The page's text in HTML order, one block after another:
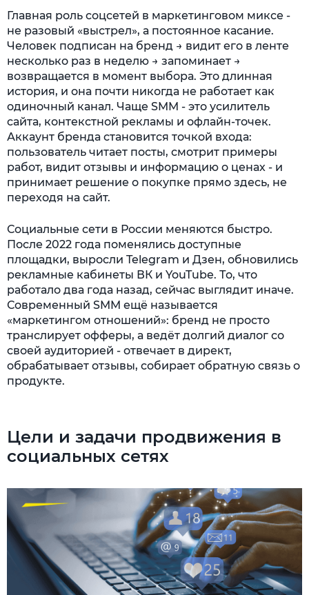
Главная роль соцсетей в маркетинговом миксе -
не разовый «выстрел», а постоянное касание.
Человек подписан на бренд → видит его в ленте
несколько раз в неделю → запоминает →
возвращается в момент выбора. Это длинная
история, и она почти никогда не работает как
одиночный канал. Чаще SMM - это усилитель
сайта, контекстной рекламы и офлайн-точек.
Аккаунт бренда становится точкой входа:
пользователь читает посты, смотрит примеры
работ, видит отзывы и информацию о ценах - и
принимает решение о покупке прямо здесь, не
переходя на сайт.
Социальные сети в России меняются быстро.
После 2022 года поменялись доступные
площадки, выросли Telegram и Дзен, обновились
рекламные кабинеты ВК и YouTube. То, что
работало два года назад, сейчас выглядит иначе.
Современный SMM ещё называется
«маркетингом отношений»: бренд не просто
транслирует офферы, а ведёт долгий диалог со
своей аудиторией - отвечает в директ,
обрабатывает отзывы, собирает обратную связь о
продукте.
Цели и задачи продвижения в
социальных сетях